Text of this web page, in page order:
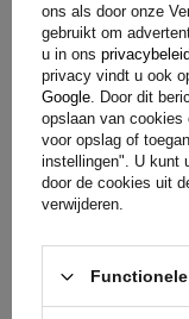
De
de
ons als door onze
gebruikt om
u in ons privacybeleid
privacy vindt u ook
Google. Door dit
opslaan van cookies
voor opslag of
instellingen". U kunt
door de cookies uit
verwijderen.